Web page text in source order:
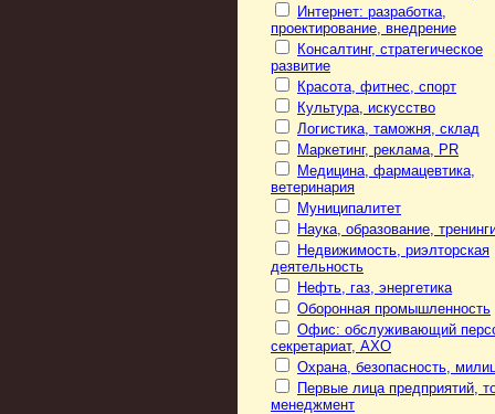
Интернет: разработка,
проектирование, внедрение
Консалтинг, стратегическое
развитие
Красота, фитнес, спорт
Культура, искусство
Логистика, таможня, склад
Маркетинг, реклама, PR
Медицина, фармацевтика,
ветеринария
Муниципалитет
Наука, образование,
Недвижимость, риэлторская
деятельность
Нефть, газ, энергетика
Оборонная промышленность
Офис: обслуживающий
секретариат, АХО
Охрана, безопасность,
Первые лица предприятий,
менеджмент